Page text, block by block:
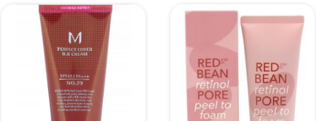
Zapewnia wysokie krycie,
wygładzenie i naturalny blask
skóry – bez potrzeby
dodatkowego filtra SPF.